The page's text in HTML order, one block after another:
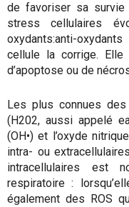
de favoriser sa survie
stress cellulaires
oxydants:anti-
cellule la corrige.
d’apoptose ou de
Les plus connues des
(H202, aussi appelé
(OH•) et l’oxyde
intra- ou
intracellulaires est
respiratoire :
également des ROS